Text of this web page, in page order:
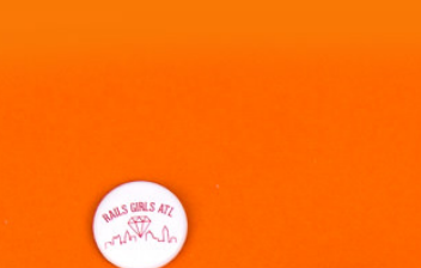
Emballage
Vêtements